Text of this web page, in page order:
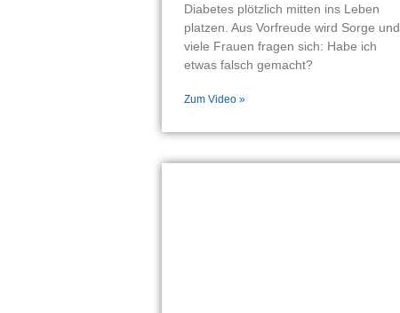
Diabetes plötzlich mitten ins Leben
platzen. Aus Vorfreude wird Sorge und
viele Frauen fragen sich: Habe ich
etwas falsch gemacht?
Zum Video »